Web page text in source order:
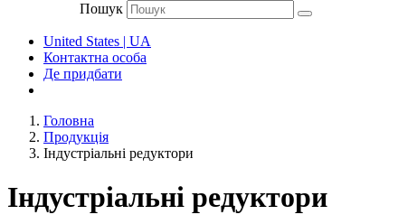
Пошук
United States | UA
Контактна особа
Де придбати
Головна
Продукція
Індустріальні редуктори
Індустріальні редуктори